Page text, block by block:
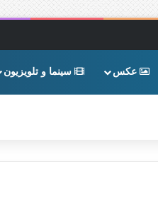
عکس سینما و تلویزیون